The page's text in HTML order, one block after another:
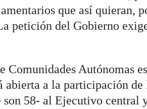
que así quieran,
petición del Gobierno
Autónomas
abierta a la participación de
son 58- al Ejecutivo central